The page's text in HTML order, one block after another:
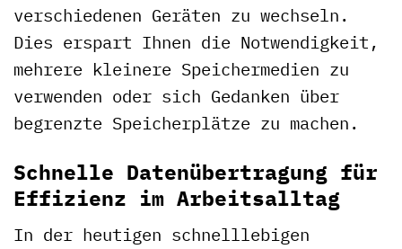
verschiedenen Geräten zu wechseln.
Dies erspart Ihnen die Notwendigkeit,
mehrere kleinere Speichermedien zu
verwenden oder sich Gedanken über
begrenzte Speicherplätze zu machen.
Schnelle Datenübertragung für
Effizienz im Arbeitsalltag
In der heutigen schnelllebigen